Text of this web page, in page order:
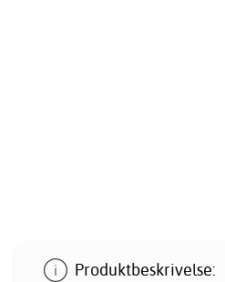
Produktbeskrivelse: